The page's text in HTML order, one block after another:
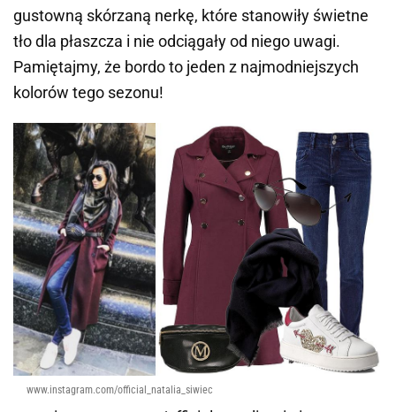
gustowną skórzaną nerkę, które stanowiły świetne
tło dla płaszcza i nie odciągały od niego uwagi.
Pamiętajmy, że bordo to jeden z najmodniejszych
kolorów tego sezonu!
www.instagram.com/official_natalia_siwiec